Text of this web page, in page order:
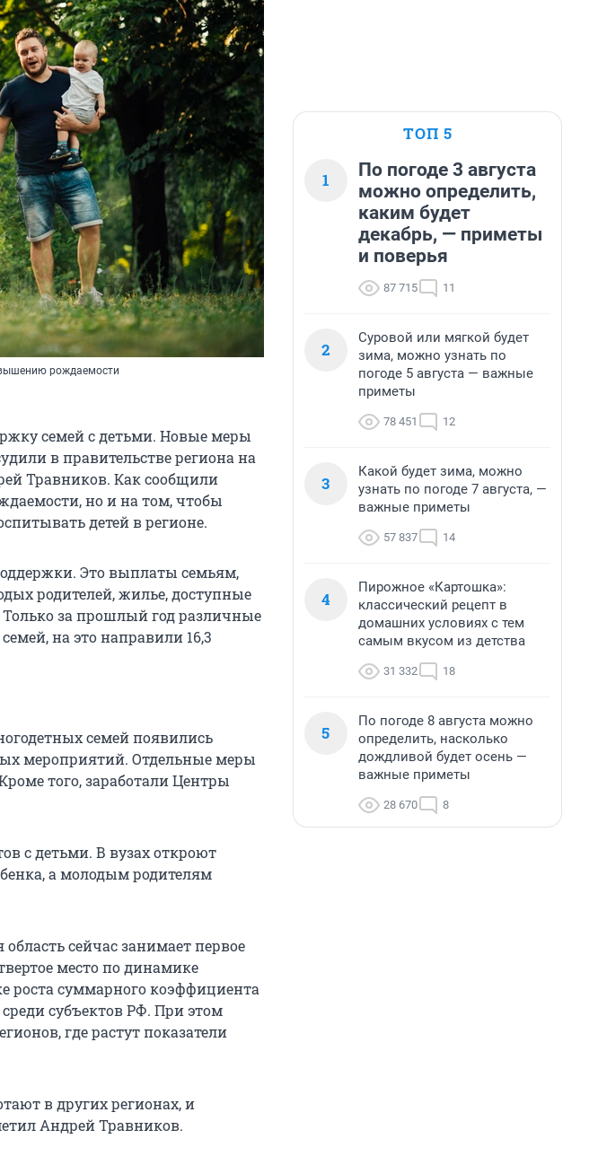
рождаемости
семей с детьми. Новые меры
в правительстве региона на
Травников. Как сообщили
но и на том, чтобы
детей в регионе.
Это выплаты семьям,
родителей, жилье, доступные
за прошлый год различные
на это направили 16,3
семей появились
мероприятий. Отдельные меры
того, заработали Центры
с детьми. В вузах откроют
а молодым родителям
сейчас занимает первое
место по динамике
роста суммарного коэффициента
субъектов РФ. При этом
где растут показатели
в других регионах, и
Андрей Травников.
ТОП 5
1
По погоде 3 августа
можно определить,
каким будет
декабрь, — приметы
и поверья
87 715 11
2
Суровой или мягкой будет
зима, можно узнать по
погоде 5 августа — важные
приметы
78 451 12
3
Какой будет зима, можно
узнать по погоде 7 августа, —
важные приметы
57 837 14
4
Пирожное «Картошка»:
классический рецепт в
домашних условиях с тем
самым вкусом из детства
31 332 18
5
По погоде 8 августа можно
определить, насколько
дождливой будет осень —
важные приметы
28 670 8